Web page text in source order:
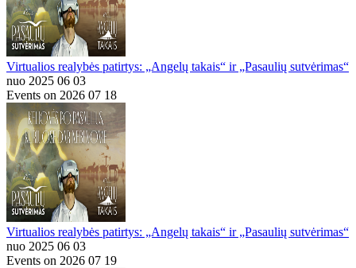
Virtualios realybės patirtys: „Angelų takais“ ir „Pasaulių sutvėrimas“
nuo 2025 06 03
Events on 2026 07 18
Virtualios realybės patirtys: „Angelų takais“ ir „Pasaulių sutvėrimas“
nuo 2025 06 03
Events on 2026 07 19